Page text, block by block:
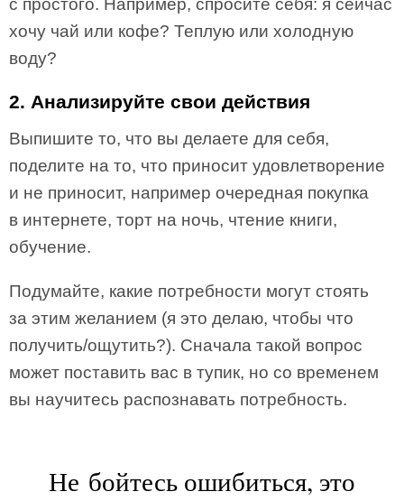
с простого. Например, спросите себя: я сейчас
хочу чай или кофе? Теплую или холодную
воду?
2. Анализируйте свои действия
Выпишите то, что вы делаете для себя,
поделите на то, что приносит удовлетворение
и не приносит, например очередная покупка
в интернете, торт на ночь, чтение книги,
обучение.
Подумайте, какие потребности могут стоять
за этим желанием (я это делаю, чтобы что
получить/ощутить?). Сначала такой вопрос
может поставить вас в тупик, но со временем
вы научитесь распознавать потребность.
Не бойтесь ошибиться, это